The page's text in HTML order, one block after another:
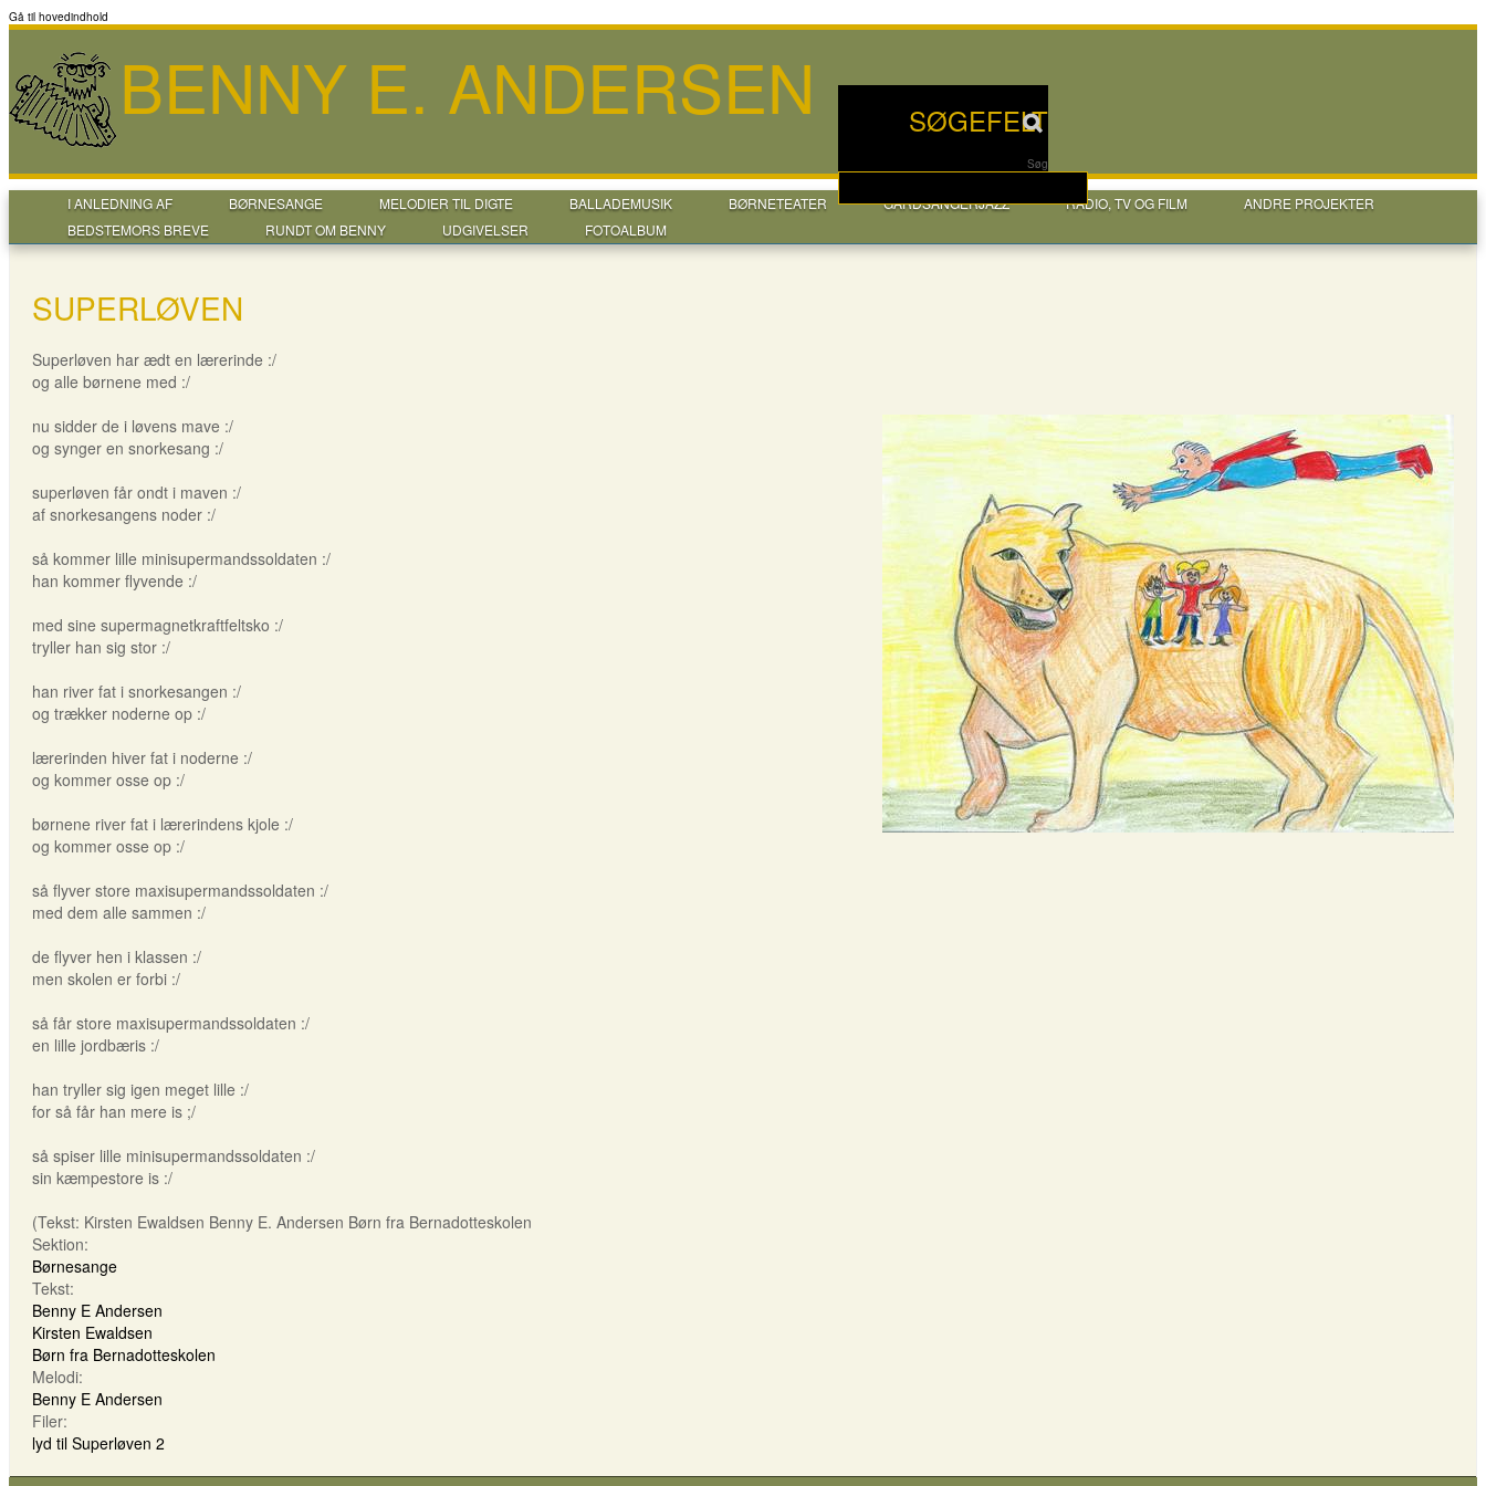
Gå til hovedindhold
SØGEFELT
Søg
BENNY E. ANDERSEN
I ANLEDNING AF BØRNESANGE MELODIER TIL DIGTE BALLADEMUSIK BØRNETEATER GÅRDSANGERJAZZ RADIO, TV OG FILM
ANDRE PROJEKTER
BEDSTEMORS BREVE
RUNDT OM BENNY UDGIVELSER FOTOALBUM
SUPERLØVEN
Superløven har ædt en lærerinde :/
og alle børnene med :/
nu sidder de i løvens mave :/
og synger en snorkesang :/
superløven får ondt i maven :/
af snorkesangens noder :/
så kommer lille minisupermandssoldaten :/
han kommer flyvende :/
med sine supermagnetkraftfeltsko :/
tryller han sig stor :/
han river fat i snorkesangen :/
og trækker noderne op :/
lærerinden hiver fat i noderne :/
og kommer osse op :/
børnene river fat i lærerindens kjole :/
og kommer osse op :/
så flyver store maxisupermandssoldaten :/
med dem alle sammen :/
de flyver hen i klassen :/
men skolen er forbi :/
så får store maxisupermandssoldaten :/
en lille jordbæris :/
han tryller sig igen meget lille :/
for så får han mere is ;/
så spiser lille minisupermandssoldaten :/
sin kæmpestore is :/
(Tekst: Kirsten Ewaldsen Benny E. Andersen Børn fra Bernadotteskolen
Sektion:
Børnesange
Tekst:
Benny E Andersen
Kirsten Ewaldsen
Børn fra Bernadotteskolen
Melodi:
Benny E Andersen
Filer:
lyd til Superløven 2